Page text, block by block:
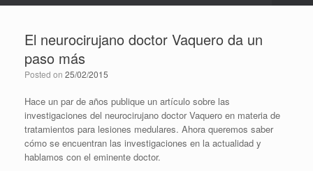
El neurocirujano doctor Vaquero da un
paso más
Posted on 25/02/2015
Hace un par de años publique un artículo sobre las
investigaciones del neurocirujano doctor Vaquero en materia de
tratamientos para lesiones medulares. Ahora queremos saber
cómo se encuentran las investigaciones en la actualidad y
hablamos con el eminente doctor.